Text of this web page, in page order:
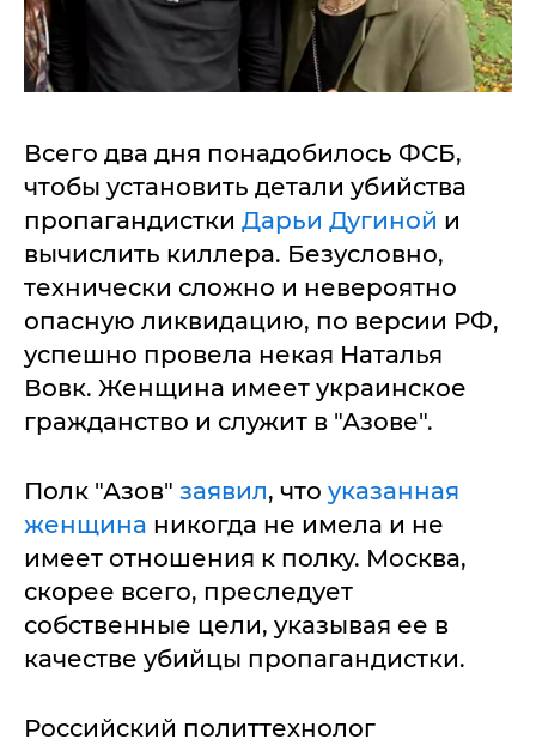
Всего два дня понадобилось ФСБ,
чтобы установить детали убийства
пропагандистки Дарьи Дугиной и
вычислить киллера. Безусловно,
технически сложно и невероятно
опасную ликвидацию, по версии РФ,
успешно провела некая Наталья
Вовк. Женщина имеет украинское
гражданство и служит в "Азове".
Полк "Азов" заявил, что указанная
женщина никогда не имела и не
имеет отношения к полку. Москва,
скорее всего, преследует
собственные цели, указывая ее в
качестве убийцы пропагандистки.
Российский политтехнолог